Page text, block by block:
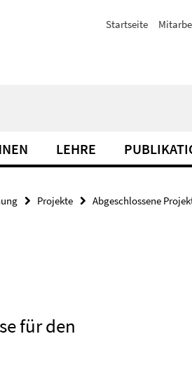
Startseite
LEHRE
Projekte Abgeschlossene
für den